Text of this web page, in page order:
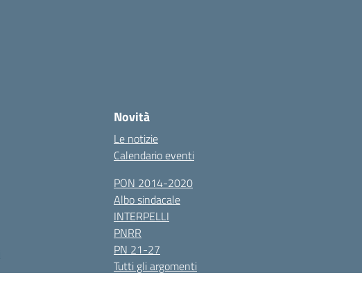
Novità
Le notizie
Calendario eventi
PON 2014-2020
Albo sindacale
INTERPELLI
PNRR
PN 21-27
Tutti gli argomenti